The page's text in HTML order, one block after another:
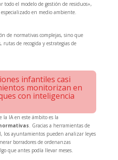
todo el modelo de gestión de residuos»,
en medio ambiente.
de normativas complejas, sino que
de recogida y estrategias de
infantiles casi
monitorizan en
con inteligencia
la IA en este ámbito es la
. Gracias a herramientas de
los ayuntamientos pueden analizar leyes
borradores de ordenanzas
que antes podía llevar meses.